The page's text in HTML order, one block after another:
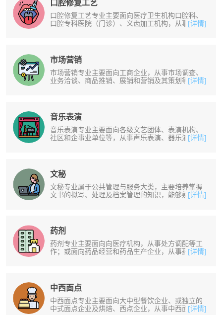
口腔修复工艺
口腔修复工艺专业主要面向医疗卫生机构口腔科、
口腔专科医院（门诊）、义齿加工机构，从事义齿
[详情]
市场营销
市场营销专业主要面向工商企业，从事市场调查、
业务洽谈、商品推销、展销和营销及其策划等工[详情]
音乐表演
音乐表演专业主要面向各级文艺团体、表演机构、
社区和企事业单位等，从事声乐表演、器乐演奏、
[详情]
文秘
文秘专业属于公共管理与服务大类，主要培养掌握
文书的拟写、处理及档案管理的知识，能够熟练利
[详情]
药剂
药剂专业主要面向向医疗机构，从事处方调配等工
作；或面向药品经营和药品生产企业，从事药品的
[详情]
中西面点
中西面点专业主要面向大中型餐饮企业、或独立的
中式面点企业及烘焙、西点企业，从事中西面点生
[详情]